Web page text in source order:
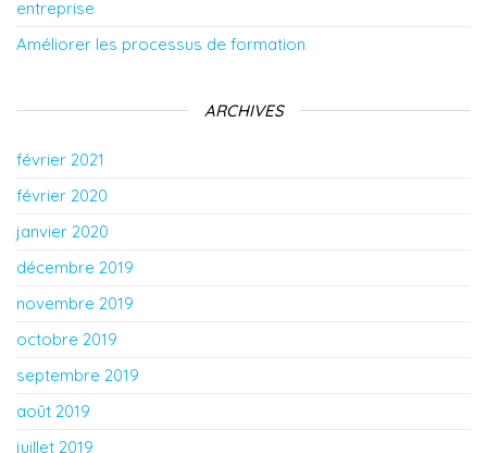
entreprise
Améliorer les processus de formation
ARCHIVES
février 2021
février 2020
janvier 2020
décembre 2019
novembre 2019
octobre 2019
septembre 2019
août 2019
juillet 2019